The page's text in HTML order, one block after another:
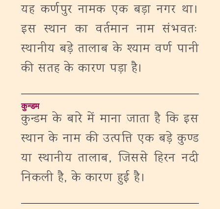
यह कर्णपुर नामक एक बड़ा नगर था।
इस स्थान का वर्तमान नाम संभवतः
स्थानीय बड़े तालाब के श्याम वर्ण पानी
की सतह के कारण पड़ा है।
कुन्डम
कुन्डम के बारे में माना जाता है कि इस
स्थान के नाम की उत्पत्ति एक बड़े कुण्ड
या स्थानीय तालाब, जिससे हिरन नदी
निकली है, के कारण हुई है।